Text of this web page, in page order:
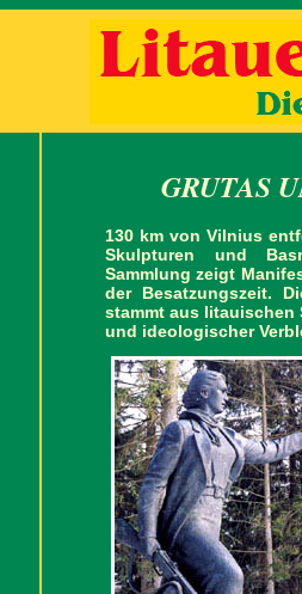
GRUTAS
130 km von Vilnius
Skulpturen und
Sammlung zeigt
der Besatzungszeit.
stammt aus litauischen
und ideologischer